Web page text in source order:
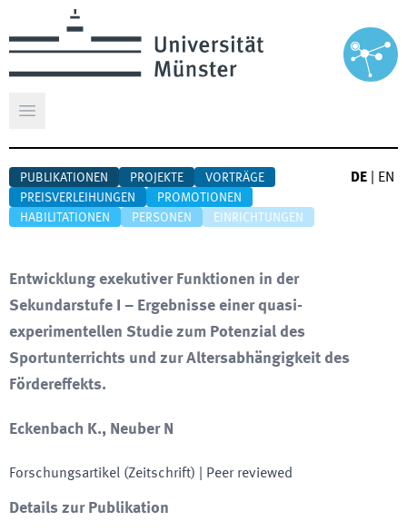
Hauptmenü öffnen
PUBLIKATIONEN PROJEKTE
VORTRÄGE
PREISVERLEIHUNGEN
PROMOTIONEN
HABILITATIONEN
PERSONEN EINRICHTUNGEN
DE EN
Entwicklung exekutiver Funktionen in der
Sekundarstufe I – Ergebnisse einer quasi-
experimentellen Studie zum Potenzial des
Sportunterrichts und zur Altersabhängigkeit des
Fördereffekts.
Eckenbach K., Neuber N
Forschungsartikel (Zeitschrift) | Peer reviewed
Details zur Publikation